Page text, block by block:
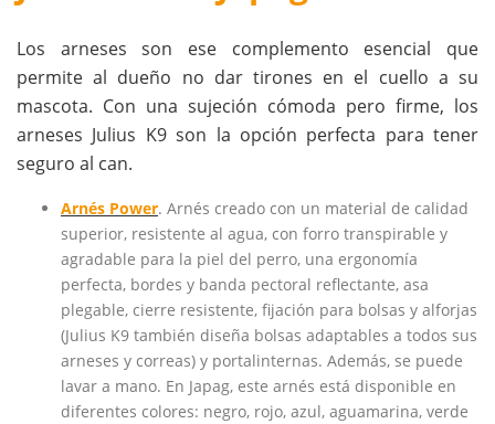
Los arneses son ese complemento esencial que
permite al dueño no dar tirones en el cuello a su
mascota. Con una sujeción cómoda pero firme, los
arneses Julius K9 son la opción perfecta para tener
seguro al can.
Arnés Power. Arnés creado con un material de calidad
superior, resistente al agua, con forro transpirable y
agradable para la piel del perro, una ergonomía
perfecta, bordes y banda pectoral reflectante, asa
plegable, cierre resistente, fijación para bolsas y alforjas
(Julius K9 también diseña bolsas adaptables a todos sus
arneses y correas) y portalinternas. Además, se puede
lavar a mano. En Japag, este arnés está disponible en
diferentes colores: negro, rojo, azul, aguamarina, verde